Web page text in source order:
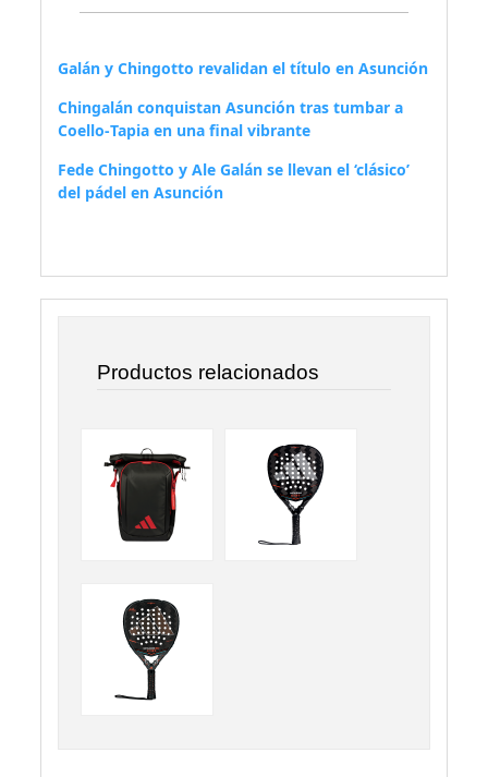
Galán y Chingotto revalidan el título en Asunción
Chingalán conquistan Asunción tras tumbar a
Coello‑Tapia en una final vibrante
Fede Chingotto y Ale Galán se llevan el ‘clásico’
del pádel en Asunción
Productos relacionados